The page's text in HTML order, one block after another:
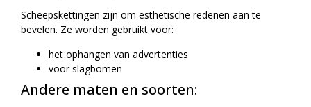
Scheepskettingen zijn om esthetische redenen aan te
bevelen. Ze worden gebruikt voor:
het ophangen van advertenties
voor slagbomen
Andere maten en soorten: